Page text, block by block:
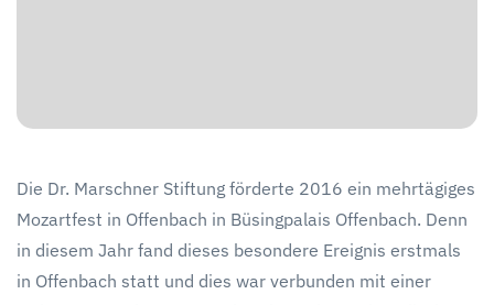
Die Dr. Marschner Stiftung förderte 2016 ein mehrtägiges
Mozartfest in Offenbach in Büsingpalais Offenbach. Denn
in diesem Jahr fand dieses besondere Ereignis erstmals
in Offenbach statt und dies war verbunden mit einer